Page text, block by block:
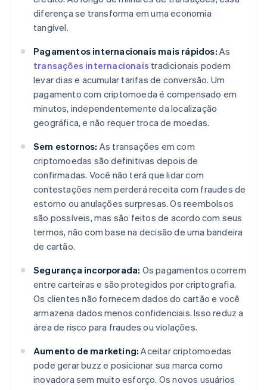
diferença se transforma em uma economia
tangível.
Pagamentos internacionais mais rápidos: As
transações internacionais tradicionais podem
levar dias e acumular tarifas de conversão. Um
pagamento com criptomoeda é compensado em
minutos, independentemente da localização
geográfica, e não requer troca de moedas.
Sem estornos: As transações em com
criptomoedas são definitivas depois de
confirmadas. Você não terá que lidar com
contestações nem perderá receita com fraudes de
estorno ou anulações surpresas. Os reembolsos
são possíveis, mas são feitos de acordo com seus
termos, não com base na decisão de uma bandeira
de cartão.
Segurança incorporada: Os pagamentos ocorrem
entre carteiras e são protegidos por criptografia.
Os clientes não fornecem dados do cartão e você
armazena dados menos confidenciais. Isso reduz a
área de risco para fraudes ou violações.
Aumento de marketing: Aceitar criptomoedas
pode gerar buzz e posicionar sua marca como
inovadora sem muito esforço. Os novos usuários